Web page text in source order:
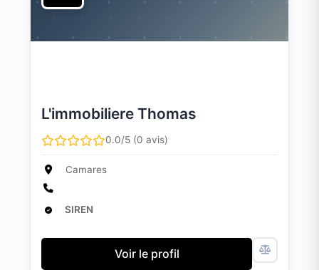
L'immobiliere Thomas
0.0/5 (0 avis)
Camares
SIREN
Voir le profil